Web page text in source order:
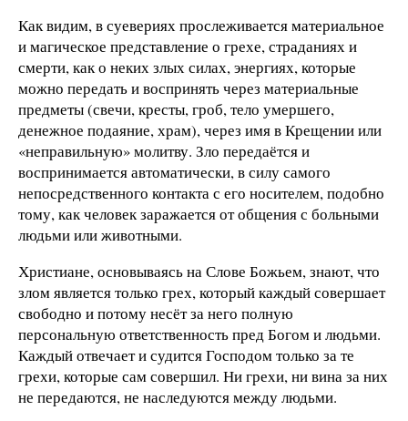
Как видим, в суевериях прослеживается материальное
и магическое представление о грехе, страданиях и
смерти, как о неких злых силах, энергиях, которые
можно передать и воспринять через материальные
предметы (свечи, кресты, гроб, тело умершего,
денежное подаяние, храм), через имя в Крещении или
«неправильную» молитву. Зло передаётся и
воспринимается автоматически, в силу самого
непосредственного контакта с его носителем, подобно
тому, как человек заражается от общения с больными
людьми или животными.
Христиане, основываясь на Слове Божьем, знают, что
злом является только грех, который каждый совершает
свободно и потому несёт за него полную
персональную ответственность пред Богом и людьми.
Каждый отвечает и судится Господом только за те
грехи, которые сам совершил. Ни грехи, ни вина за них
не передаются, не наследуются между людьми.